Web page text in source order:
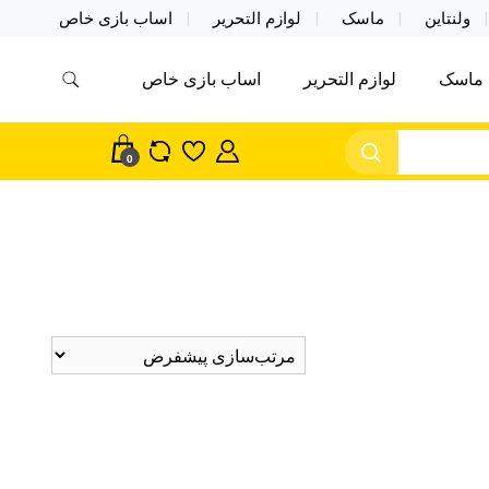
ولنتاین ماسک لوازم التحریر اساب بازی خاص
اکسسوری ماسک در واردات مستقیم
ماسک لوازم التحریر اساب بازی خاص
0